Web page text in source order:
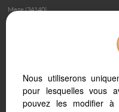
Meze (34140)
Marseillan (34340)
Palavas Les Flots (34250)
Montpellier (34080)
Nous utiliserons
pour lesquelles vous
pouvez les modifier